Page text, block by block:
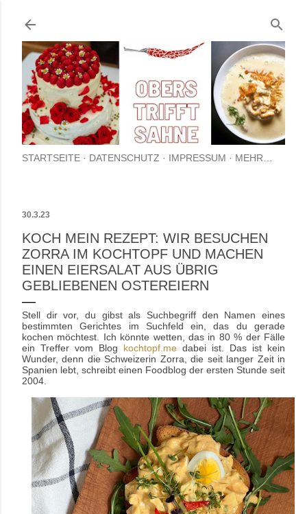
STARTSEITE DATENSCHUTZ IMPRESSUM MEHR…
30.3.23
KOCH MEIN REZEPT: WIR BESUCHEN
ZORRA IM KOCHTOPF UND MACHEN
EINEN EIERSALAT AUS ÜBRIG
GEBLIEBENEN OSTEREIERN
Stell dir vor, du gibst als Suchbegriff den Namen eines
bestimmten Gerichtes im Suchfeld ein, das du gerade
kochen möchtest. Ich könnte wetten, das in 80 % der Fälle
ein Treffer vom Blog kochtopf.me dabei ist. Das ist kein
Wunder, denn die Schweizerin Zorra, die seit langer Zeit in
Spanien lebt, schreibt einen Foodblog der ersten Stunde seit
2004.